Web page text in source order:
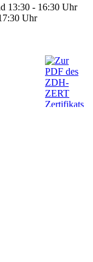
13:30 - 16:30 Uhr
Uhr